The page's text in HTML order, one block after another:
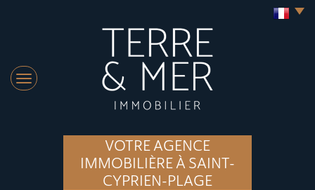
VOTRE AGENCE
IMMOBILIÈRE À SAINT-
CYPRIEN-PLAGE